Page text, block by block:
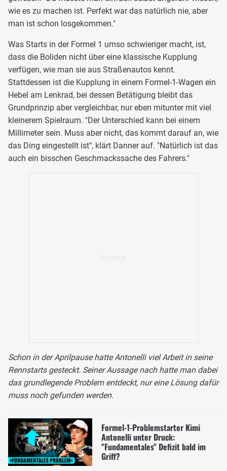
wie es zu machen ist. Perfekt war das natürlich nie, aber
man ist schon losgekommen."
Was Starts in der Formel 1 umso schwieriger macht, ist,
dass die Boliden nicht über eine klassische Kupplung
verfügen, wie man sie aus Straßenautos kennt.
Stattdessen ist die Kupplung in einem Formel-1-Wagen ein
Hebel am Lenkrad, bei dessen Betätigung bleibt das
Grundprinzip aber vergleichbar, nur eben mitunter mit viel
kleinerem Spielraum. "Der Unterschied kann bei einem
Millimeter sein. Muss aber nicht, das kommt darauf an, wie
das Ding eingestellt ist", klärt Danner auf. "Natürlich ist das
auch ein bisschen Geschmackssache des Fahrers."
Schon in der Aprilpause hatte Antonelli viel Arbeit in seine
Rennstarts gesteckt. Seiner Aussage nach hatte man dabei
das grundlegende Problem entdeckt, nur eine Lösung dafür
muss noch gefunden werden.
Formel-1-Problemstarter Kimi
Antonelli unter Druck:
"Fundamentales" Defizit bald im
Griff?